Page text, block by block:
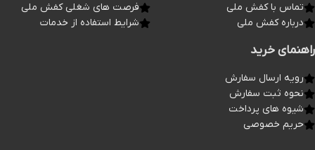
تماس با کفش ملی
درباره کفش ملی
فرصت های شغلی کفش ملی
شرایط استفاده از خدمات
راهنمای خرید
رویه ارسال سفارش
نحوه ثبت سفارش
شیوه های پرداخت
حریم خصوصی